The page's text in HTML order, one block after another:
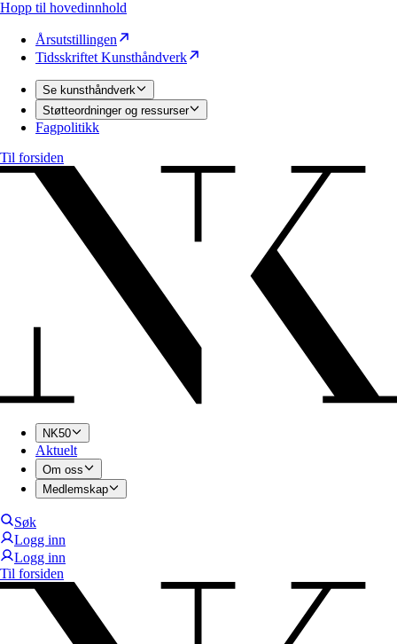
Hopp til hovedinnhold
Årsutstillingen
Tidsskriftet Kunsthåndverk
Se kunsthåndverk
Støtteordninger og ressurser
Fagpolitikk
Til forsiden
NK50
Aktuelt
Om oss
Medlemskap
Søk
Logg inn
Logg inn
Til forsiden